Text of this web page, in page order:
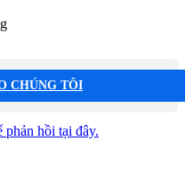
CHÚNG TÔI
phản hồi tại đây.